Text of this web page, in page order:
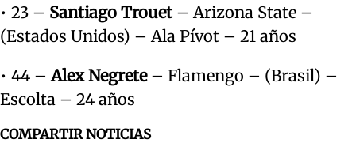
• 23 – Santiago Trouet – Arizona State –
(Estados Unidos) – Ala Pívot – 21 años
• 44 – Alex Negrete– Flamengo – (Brasil) –
Escolta – 24 años
COMPARTIR NOTICIAS